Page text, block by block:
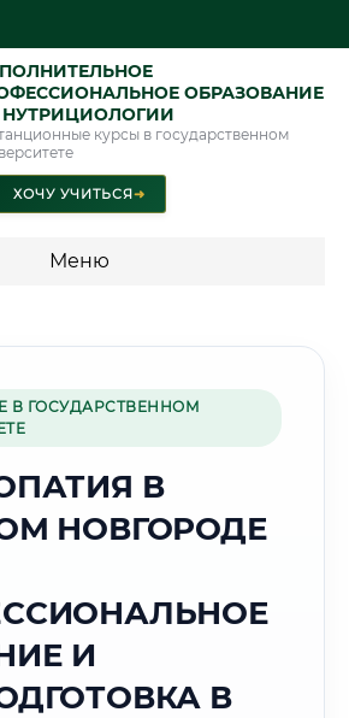
ОБРАЗОВАНИЕ
курсы в государственном
ХОЧУ УЧИТЬСЯ➜
Меню
🏰
ВЕЛИКИЙ НОВГОРОД
2026 г.
Великий Новгород:☀️ +13°C, Ясно
В ГОСУДАРСТВЕННОМ
В
НОВГОРОДЕ
И
В